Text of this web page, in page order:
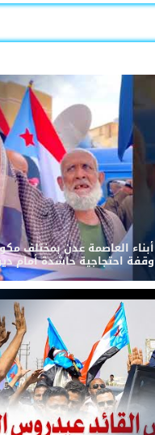
أبناء العاصمة عدن بمختلف
وقفة احتجاجية حاشدة أمام